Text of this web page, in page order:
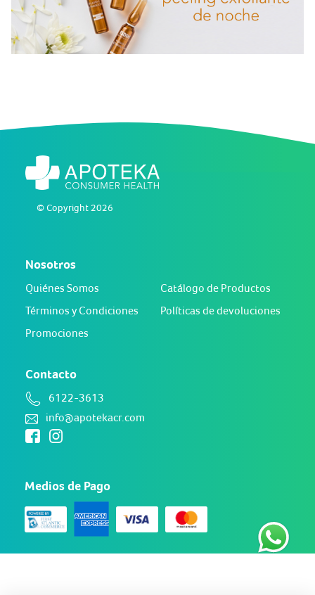
© Copyright 2026
Nosotros
Quiénes Somos
Catálogo de Productos
Términos y Condiciones
Políticas de devoluciones
Promociones
Contacto
6122-3613
info@apotekacr.com
Medios de Pago